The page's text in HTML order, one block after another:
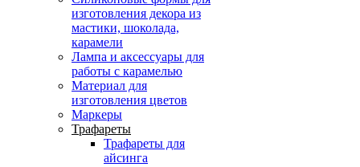
изготовления декора из
мастики, шоколада,
карамели
Лампа и аксессуары для
работы с карамелью
Материал для
изготовления цветов
Маркеры
Трафареты
Трафареты для
айсинга